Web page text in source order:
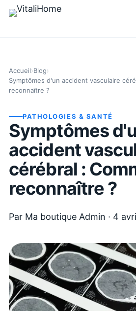
Accueil›Blog›
Symptômes d'un accident vasculaire
reconnaître ?
PATHOLOGIES & SANTÉ
Symptômes
accident
cérébral :
reconnaître ?
Par Ma boutique Admin · 4